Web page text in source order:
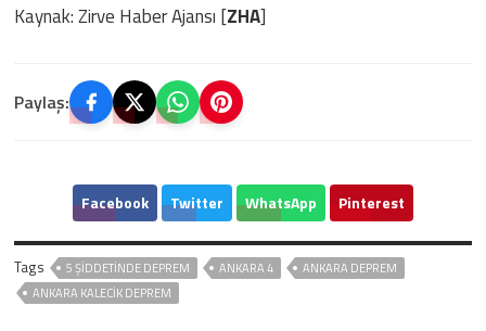
Kaynak: Zirve Haber Ajansı [ZHA]
Paylaş:
Facebook Twitter WhatsApp Pinterest
Tags 5 ŞIDDETINDE DEPREM ANKARA 4
ANKARA DEPREM
ANKARA KALECIK DEPREM